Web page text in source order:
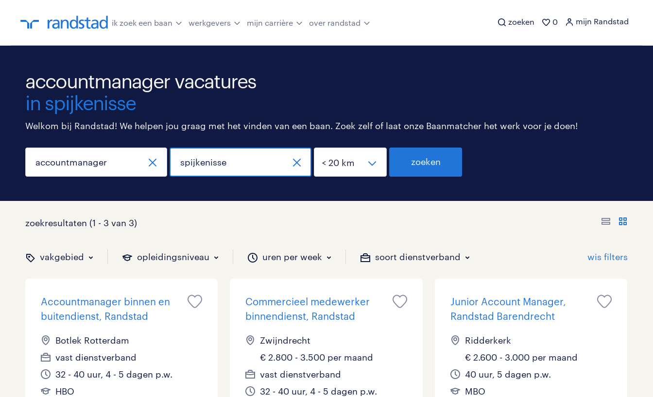
ik zoek een baan werkgevers mijn carrière over randstad zoeken 0 mijn Randstad
accountmanager vacatures
in spijkenisse
Welkom bij Randstad! We helpen jou graag met het vinden van een baan. Zoek zelf of laat onze Baanmatcher het werk voor je doen!
zoeken
zoekresultaten (1 - 3 van 3)
vakgebied opleidingsniveau uren per week soort dienstverband
binnen welk vakgebied wil je werken?
Administratief 0 Beveiliging 0 0
Callcenter / Contactcenter Chauffeurs 0 Commercieel / Verkoop 3
op welk niveau zoek je vacatures?
Basisonderwijs 0 Geen 0 HAVO/VWO 0
HBO 1 LBO, MAVO, VMBO 0 MBO
hoeveel uren per week wil je werken?
0 - 8 uur 0 9 - 16 uur 0 17 - 24 uur 0
25 - 32 uur 33 - 36 uur 0 37 - 40+ uur 1
welk soort dienstverband zou jij willen?
Detachering 0 Tijdelijk 1 Tijdelijk met uitzicht op vast 0
Vast 2
Accountmanager binnen en
buitendienst, Randstad
Botlek Rotterdam
vast dienstverband
32 - 40 uur, 4 - 5 dagen p.w.
HBO
Commercieel medewerker
binnendienst, Randstad
Zwijndrecht
€ 2.800 - 3.500 per maand
vast dienstverband
32 - 40 uur, 4 - 5 dagen p.w.
Junior Account Manager,
Randstad Barendrecht
Ridderkerk
€ 2.600 - 3.000 per maand
40 uur, 5 dagen p.w.
MBO